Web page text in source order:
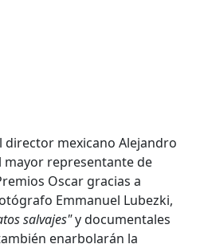
director mexicano Alejandro
mayor representante de
Oscar gracias a
Emmanuel Lubezki,
salvajes"y documentales
enarbolarán la